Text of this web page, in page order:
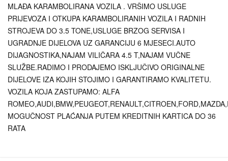
MLAĐA KARAMBOLIRANA VOZILA . VRŠIMO USLUGE
PRIJEVOZA I OTKUPA KARAMBOLIRANIH VOZILA I RADNIH
STROJEVA DO 3.5 TONE,USLUGE BRZOG SERVISA I
UGRADNJE DIJELOVA UZ GARANCIJU 6 MJESECI.AUTO
DIJAGNOSTIKA,NAJAM VILIČARA 4.5 T,NAJAM VUČNE
SLUŽBE.RADIMO I PRODAJEMO ISKLJUČIVO ORIGINALNE
DIJELOVE IZA KOJIH STOJIMO I GARANTIRAMO KVALITETU.
VOZILA KOJA ZASTUPAMO: ALFA
MOGUČNOST PLAĆANJA PUTEM KREDITNIH KARTICA DO 36
RATA